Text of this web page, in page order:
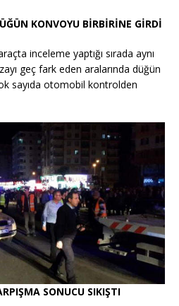
KONVOYU BİRBİRİNE GİRDİ
inceleme yaptığı sırada aynı
geç fark eden aralarında düğün
sayıda otomobil kontrolden
SONUCU SIKIŞTI